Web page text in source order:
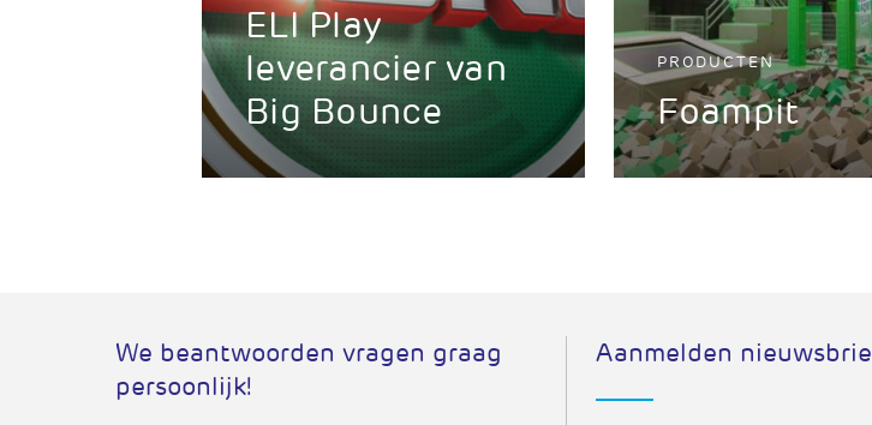
ELI Play
leverancier van
Big Bounce
PRODUCTEN
Foampit
We beantwoorden vragen graag
persoonlijk!
Aanmelden